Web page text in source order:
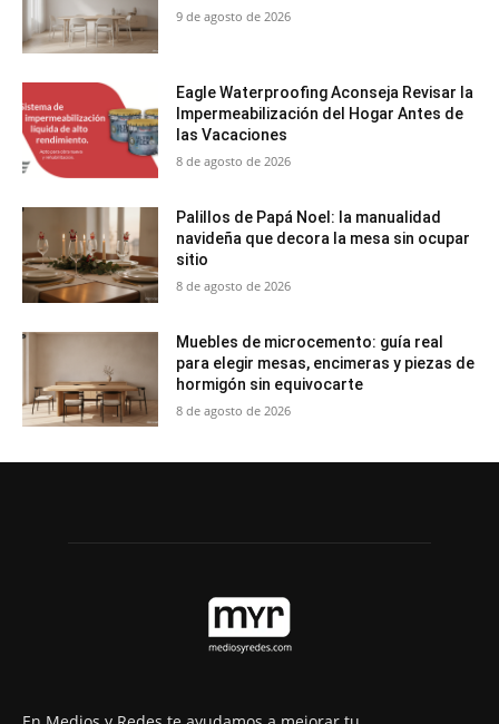
9 de agosto de 2026
Eagle Waterproofing Aconseja Revisar la
Impermeabilización del Hogar Antes de
las Vacaciones
8 de agosto de 2026
Palillos de Papá Noel: la manualidad
navideña que decora la mesa sin ocupar
sitio
8 de agosto de 2026
Muebles de microcemento: guía real
para elegir mesas, encimeras y piezas de
hormigón sin equivocarte
8 de agosto de 2026